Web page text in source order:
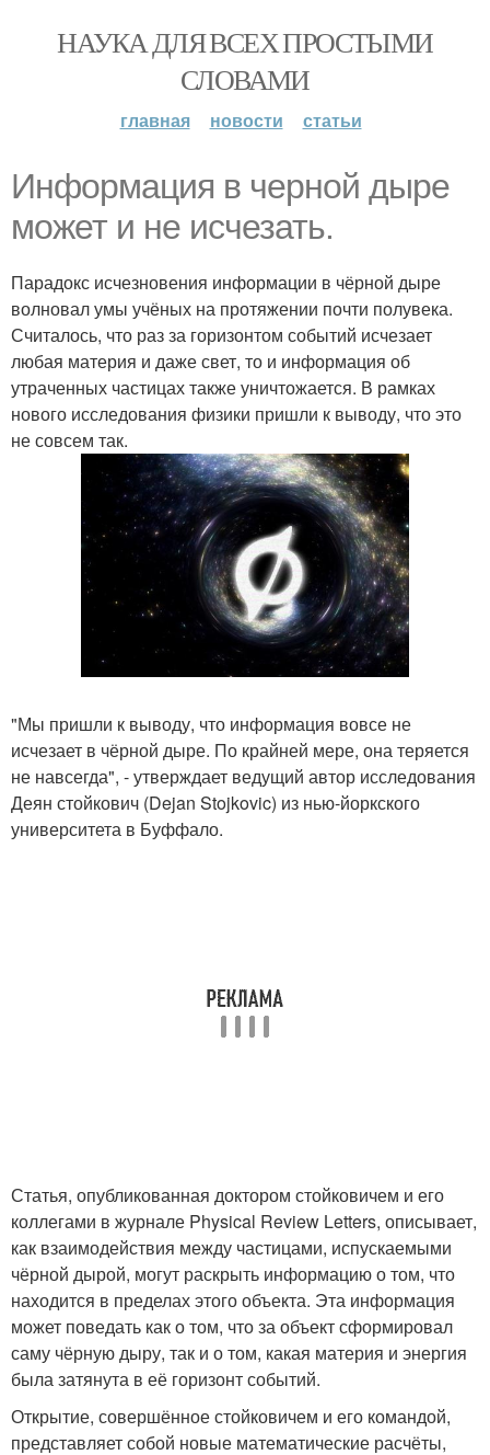
НАУКА ДЛЯ ВСЕХ ПРОСТЫМИ
СЛОВАМИ
главная новости статьи
Информация в черной дыре
может и не исчезать.
Парадокс исчезновения информации в чёрной дыре
волновал умы учёных на протяжении почти полувека.
Считалось, что раз за горизонтом событий исчезает
любая материя и даже свет, то и информация об
утраченных частицах также уничтожается. В рамках
нового исследования физики пришли к выводу, что это
не совсем так.
"Мы пришли к выводу, что информация вовсе не
исчезает в чёрной дыре. По крайней мере, она теряется
не навсегда", - утверждает ведущий автор исследования
Деян стойкович (Dejan Stojkovic) из нью-йоркского
университета в Буффало.
Статья, опубликованная доктором стойковичем и его
коллегами в журнале Physical Review Letters, описывает,
как взаимодействия между частицами, испускаемыми
чёрной дырой, могут раскрыть информацию о том, что
находится в пределах этого объекта. Эта информация
может поведать как о том, что за объект сформировал
саму чёрную дыру, так и о том, какая материя и энергия
была затянута в её горизонт событий.
Открытие, совершённое стойковичем и его командой,
представляет собой новые математические расчёты,